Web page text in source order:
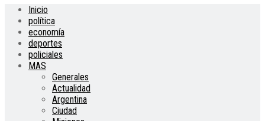
Inicio
política
economía
deportes
policiales
MAS
Generales
Actualidad
Argentina
Ciudad